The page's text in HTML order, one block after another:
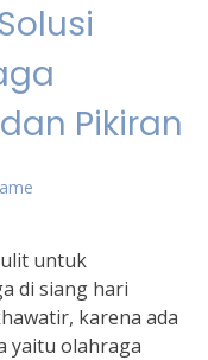
Pikiran
untuk
di siang hari
karena ada
yaitu olahraga